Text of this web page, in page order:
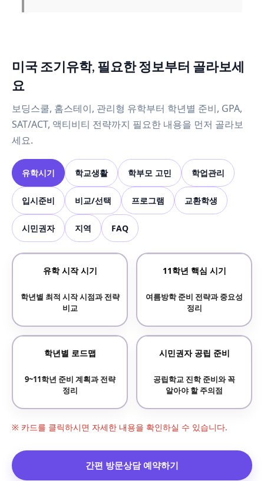
미국 조기유학, 필요한 정보부터 골라보세
요
보딩스쿨, 홈스테이, 관리형 유학부터 학년별 준비, GPA,
SAT/ACT, 액티비티 전략까지 필요한 내용을 먼저 골라보
세요.
유학시기 학교생활 학부모 고민 학업관리
입시준비 비교/선택 프로그램 교환학생
시민권자 지역 FAQ
유학 시작 시기
학년별 최적 시작 시점과 전략
비교
11학년 핵심 시기
여름방학 준비 전략과 중요성
정리
학년별 로드맵
9~11학년 준비 계획과 전략
정리
시민권자 공립 준비
공립학교 진학 준비와 꼭
알아야 할 주의점
※ 카드를 클릭하시면 자세한 내용을 확인하실 수 있습니다.
간편 방문상담 예약하기